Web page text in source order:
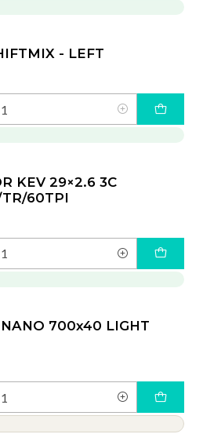
- LEFT
KEV 29×2.6 3C
TR/60TPI
700x40 LIGHT